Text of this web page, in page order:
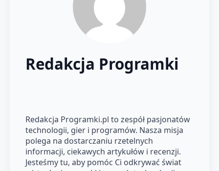
Redakcja Programki
Redakcja Programki.pl to zespół pasjonatów
technologii, gier i programów. Nasza misja
polega na dostarczaniu rzetelnych
informacji, ciekawych artykułów i recenzji.
Jesteśmy tu, aby pomóc Ci odkrywać świat